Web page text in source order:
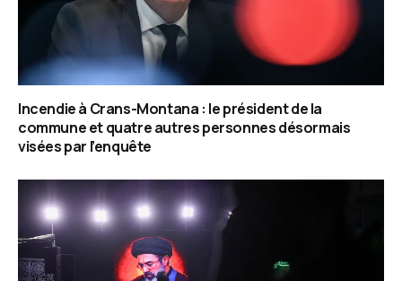
Incendie à Crans-Montana : le président de la
commune et quatre autres personnes désormais
visées par l’enquête